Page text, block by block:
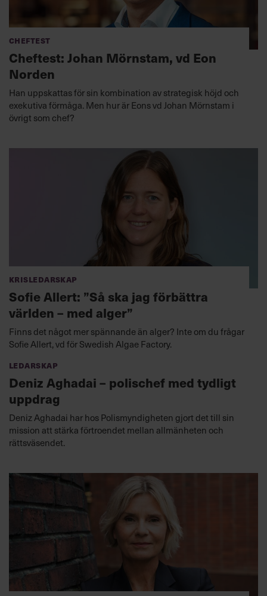
Cheftest
Cheftest: Johan Mörnstam, vd Eon
Norden
Han uppskattas för sin kombination av strategisk höjd och
exekutiva förmåga. Men hur är Eons vd Johan Mörnstam i
övrigt som chef?
Krisledarskap
Sofie Allert: ”Så ska jag förbättra
världen – med alger”
Finns det något mer spännande än alger? Inte om du frågar
Sofie Allert, vd för Swedish Algae Factory.
Ledarskap
Deniz Aghadai – polischef med tydligt
uppdrag
Deniz Aghadai har hos Polismyndigheten gjort det till sin
mission att stärka förtroendet mellan allmänheten och
rättsväsendet.